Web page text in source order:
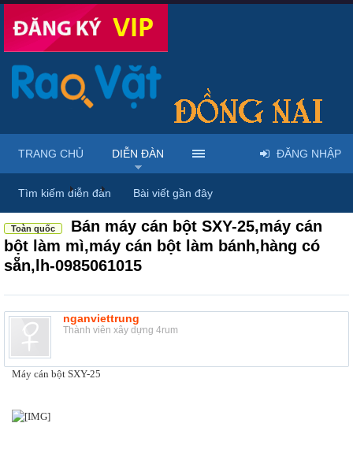
Diễn đàn ... Máy móc & thiết bị công nông nghiệp
Toàn quốc
Bán máy cán bột SXY-25,máy cán
bột làm mì,máy cán bột làm bánh,hàng có
sẵn,lh-0985061015
nganviettrung
Thành viên xây dựng 4rum
Máy cán bột SXY-25
TRANG CHỦ DIỄN ĐÀN
Tìm kiếm diễn đàn Bài viết gần đây
ĐĂNG NHẬP